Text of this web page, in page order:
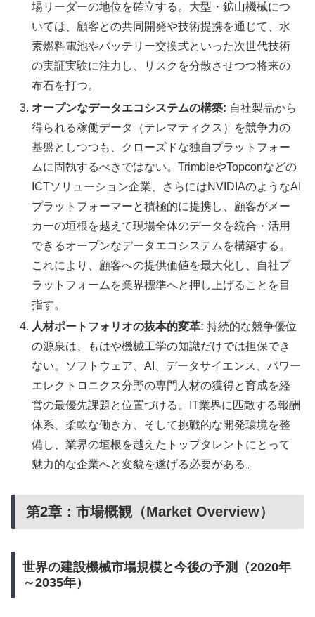
場リーダーの地位を確立する。大型・鉱山機械につ
いては、顧客との共同開発や技術提携を通じて、水
素燃料電池やバッテリー交換式といった次世代技術
の実証実験に注力し、リスクを分散させつつ将来の
布石を打つ。
オープンなデータエコシステムの構築: 自社製品から
得られる稼働データ（テレマティクス）を競争力の
基盤としつつも、クローズドな独自プラットフォー
ムに固執するべきではない。TrimbleやTopconなどの
ICTソリューション企業、さらにはNVIDIAのようなAI
プラットフォーマーと積極的に提携し、顧客がメー
カーの垣根を越えて現場全体のデータを統合・活用
できるオープンなデータエコシステムを構築する。
これにより、顧客への提供価値を最大化し、自社プ
ラットフォームを業界標準へと押し上げることを目
指す。
人材ポートフォリオの抜本的変革: 持続的な競争優位
の源泉は、もはや機械工学の知識だけでは担保でき
ない。ソフトウェア、AI、データサイエンス、パワー
エレクトロニクス分野の専門人材の獲得と育成を経
営の最優先課題と位置づける。IT業界に匹敵する報酬
体系、柔軟な働き方、そして挑戦的な開発環境を整
備し、業界の垣根を越えたトップタレントにとって
魅力的な企業へと変貌を遂げる必要がある。
第2章：市場概観（Market Overview）
世界の建設機械市場規模と今後の予測（2020年
～2035年）